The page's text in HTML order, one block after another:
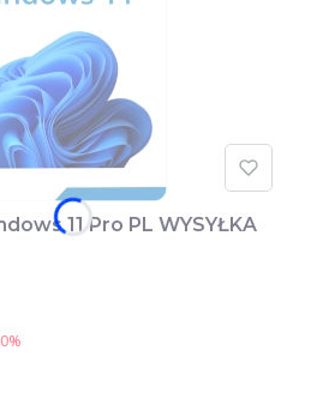
11 Pro PL WYSYŁKA